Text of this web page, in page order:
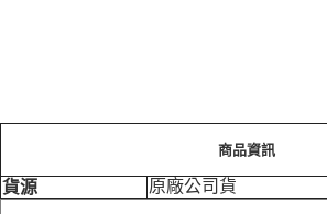
商品資訊
貨源 原廠公司貨